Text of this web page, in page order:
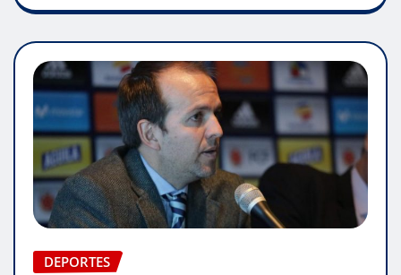
DEPORTES